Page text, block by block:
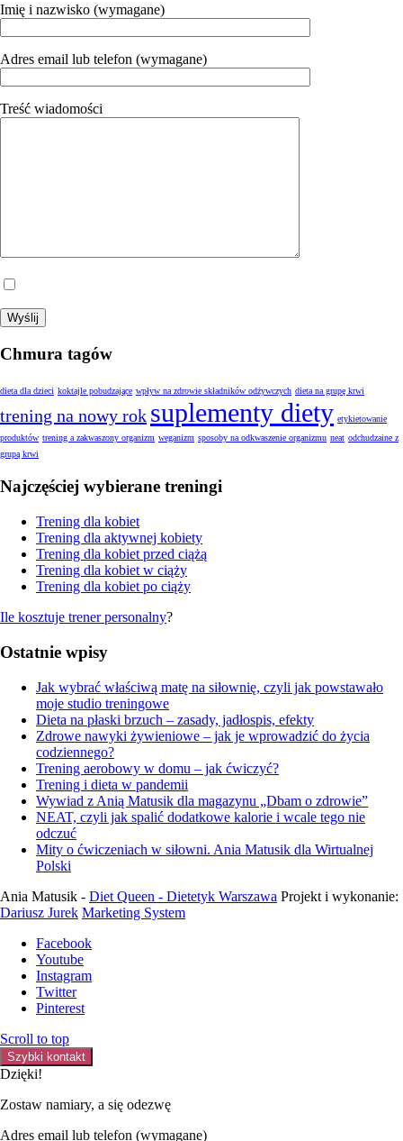
Imię i nazwisko (wymagane)
Adres email lub telefon (wymagane)
Treść wiadomości
Chmura tagów
dieta dla dzieci koktajle pobudzające wpływ na zdrowie składników odżywczych dieta na grupę krwi
trening na nowy rok suplementy diety etykietowanie
produktów trening a zakwaszony organizm weganizm sposoby na odkwaszenie organizmu neat odchudzaine z
grupą krwi
Najczęściej wybierane treningi
Trening dla kobiet
Trening dla aktywnej kobiety
Trening dla kobiet przed ciążą
Trening dla kobiet w ciąży
Trening dla kobiet po ciąży
Ile kosztuje trener personalny?
Ostatnie wpisy
Jak wybrać właściwą matę na siłownię, czyli jak powstawało
moje studio treningowe
Dieta na płaski brzuch – zasady, jadłospis, efekty
Zdrowe nawyki żywieniowe – jak je wprowadzić do życia
codziennego?
Trening aerobowy w domu – jak ćwiczyć?
Trening i dieta w pandemii
Wywiad z Anią Matusik dla magazynu „Dbam o zdrowie”
NEAT, czyli jak spalić dodatkowe kalorie i wcale tego nie
odczuć
Mity o ćwiczeniach w siłowni. Ania Matusik dla Wirtualnej
Polski
Ania Matusik - Diet Queen - Dietetyk Warszawa Projekt i wykonanie:
Dariusz Jurek Marketing System
Facebook
Youtube
Instagram
Twitter
Pinterest
Scroll to top
Szybki kontakt
Dzięki!
Zostaw namiary, a się odezwę
Adres email lub telefon (wymagane)